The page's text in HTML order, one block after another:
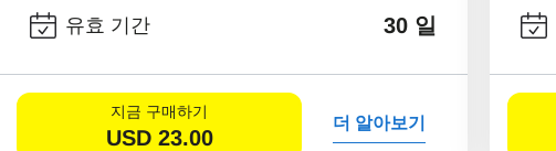
유효 기간 30 일
지금 구매하기
USD 23.00
더 알아보기